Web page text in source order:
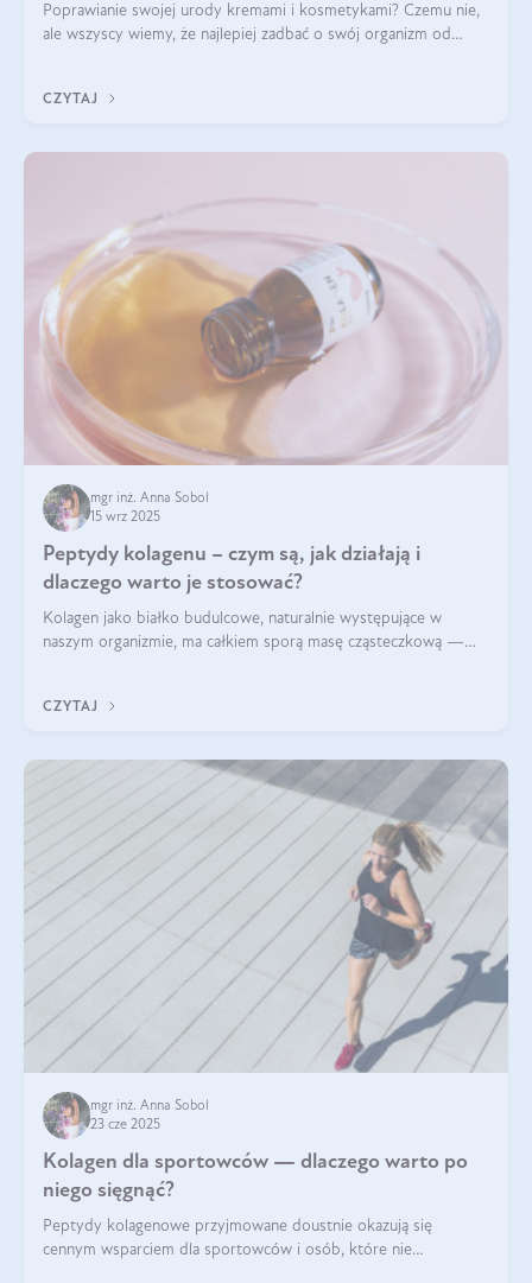
Poprawianie swojej urody kremami i kosmetykami? Czemu nie,
ale wszyscy wiemy, że najlepiej zadbać o swój organizm od
wysokiej jakości suplem
CZYTAJ
mgr inż. Anna Sobol
15 wrz 2025
Peptydy kolagenu – czym są, jak działają i
dlaczego warto je stosować?
Kolagen jako białko budulcowe, naturalnie występujące w
naszym organizmie, ma całkiem sporą masę cząsteczkową —
bardziej biodostępny
CZYTAJ
mgr inż. Anna Sobol
23 cze 2025
Kolagen dla sportowców — dlaczego warto po
niego sięgnąć?
Peptydy kolagenowe przyjmowane doustnie okazują się
cennym wsparciem dla sportowców i osób, które nie